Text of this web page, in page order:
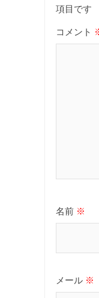
項目です
コメント
名前 ※
メール ※